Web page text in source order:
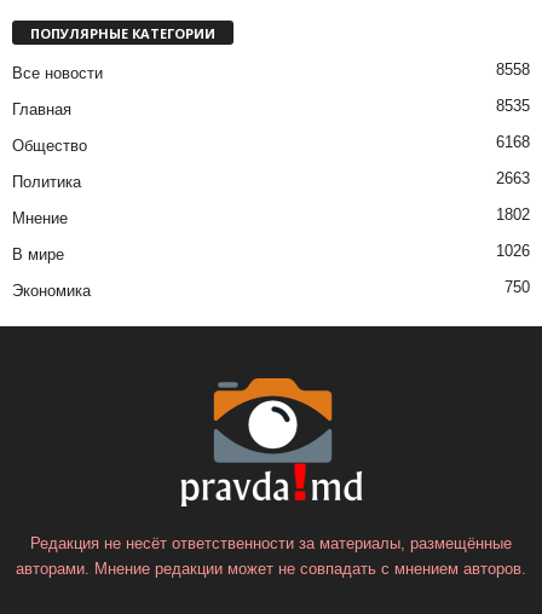
ПОПУЛЯРНЫЕ КАТЕГОРИИ
Все новости 8558
Главная 8535
Общество 6168
Политика 2663
Мнение 1802
В мире 1026
Экономика 750
Редакция не несёт ответственности за материалы, размещённые
авторами. Мнение редакции может не совпадать с мнением авторов.